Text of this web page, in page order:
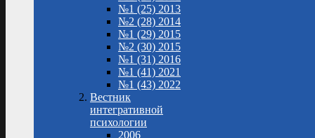
№1 (25) 2013
№2 (28) 2014
№1 (29) 2015
№2 (30) 2015
№1 (31) 2016
№1 (41) 2021
№1 (43) 2022
Вестник
интегративной
психологии
2006